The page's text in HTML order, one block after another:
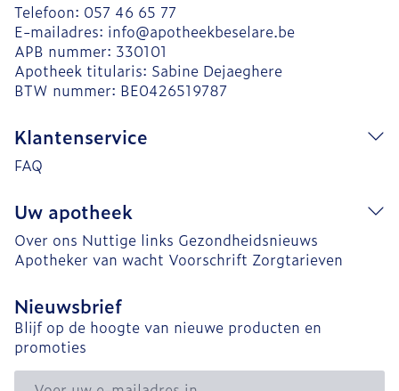
Telefoon: 057 46 65 77
E-mailadres: info@apotheekbeselare.be
APB nummer: 330101
Apotheek titularis: Sabine Dejaeghere
BTW nummer: BE0426519787
Klantenservice
FAQ
Uw apotheek
Over ons Nuttige links Gezondheidsnieuws
Apotheker van wacht Voorschrift Zorgtarieven
Nieuwsbrief
Blijf op de hoogte van nieuwe producten en
promoties
E-mail adres